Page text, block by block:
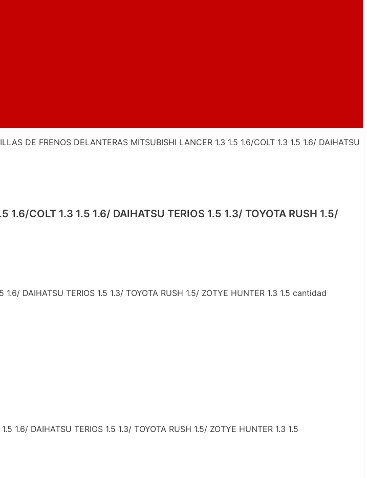
DE FRENOS DELANTERAS MITSUBISHI LANCER 1.3 1.5 1.6/COLT 1.3 1.5 1.6/ DAIHATSU
1.6/COLT 1.3 1.5 1.6/ DAIHATSU TERIOS 1.5 1.3/ TOYOTA RUSH 1.5/
DAIHATSU TERIOS 1.5 1.3/ TOYOTA RUSH 1.5/ ZOTYE HUNTER 1.3 1.5 cantidad
1.6/ DAIHATSU TERIOS 1.5 1.3/ TOYOTA RUSH 1.5/ ZOTYE HUNTER 1.3 1.5